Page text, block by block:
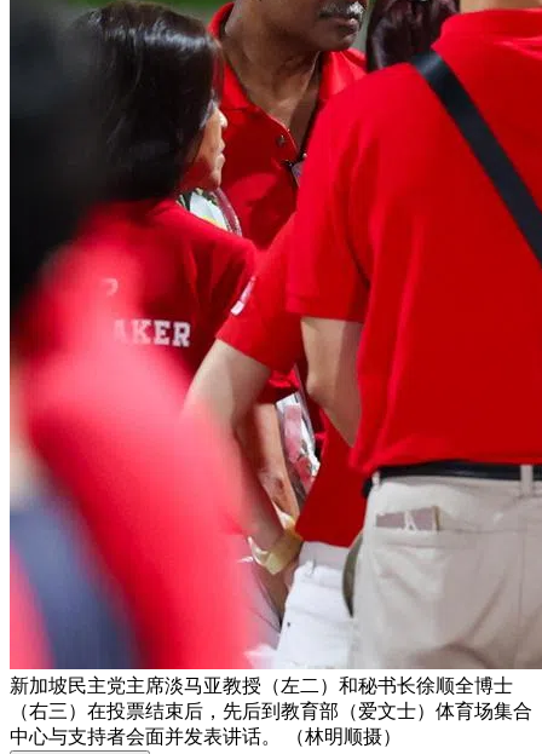
新加坡民主党主席淡马亚教授（左二）和秘书长徐顺全博士
（右三）在投票结束后，先后到教育部（爱文士）体育场集合
中心与支持者会面并发表讲话。 （林明顺摄）